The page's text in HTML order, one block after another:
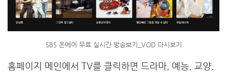
SBS 온에어 무료 실시간 방송보기_VOD 다시보기
홈페이지 메인에서 TV를 클릭하면 드라마, 예능, 교양,